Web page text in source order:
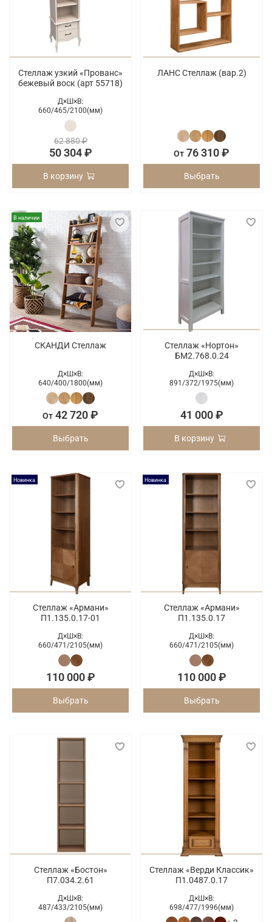
Стеллаж узкий «Прованс»
бежевый воск (арт 55718)
Д×Ш×В:
660/465/2100(мм)
62 880 ₽
50 304 ₽
В корзину
ЛАНС Стеллаж (вар.2)
От 76 310 ₽
Выбрать
В наличии
СКАНДИ Стеллаж
Д×Ш×В:
640/400/1800(мм)
От 42 720 ₽
Выбрать
Стеллаж «Нортон»
БМ2.768.0.24
Д×Ш×В:
891/372/1975(мм)
41 000 ₽
В корзину
Новинка
Стеллаж «Армани»
П1.135.0.17-01
Д×Ш×В:
660/471/2105(мм)
110 000 ₽
Выбрать
Новинка
Стеллаж «Армани»
П1.135.0.17
Д×Ш×В:
660/471/2105(мм)
110 000 ₽
Выбрать
Стеллаж «Бостон»
П7.034.2.61
Д×Ш×В:
487/433/2105(мм)
Стеллаж «Верди Классик»
П1.0487.0.17
Д×Ш×В:
698/477/1996(мм)